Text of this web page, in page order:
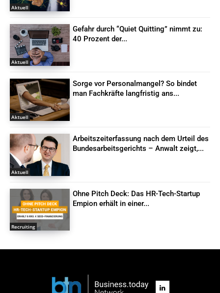
Aktuell
Aktuell
Gefahr durch “Quiet Quitting” nimmt zu:
40 Prozent der...
Aktuell
Sorge vor Personalmangel? So bindet
man Fachkräfte langfristig ans...
Aktuell
Arbeitszeiterfassung nach dem Urteil des
Bundesarbeitsgerichts – Anwalt zeigt,...
Recruiting
Ohne Pitch Deck: Das HR-Tech-Startup
Empion erhält in einer...